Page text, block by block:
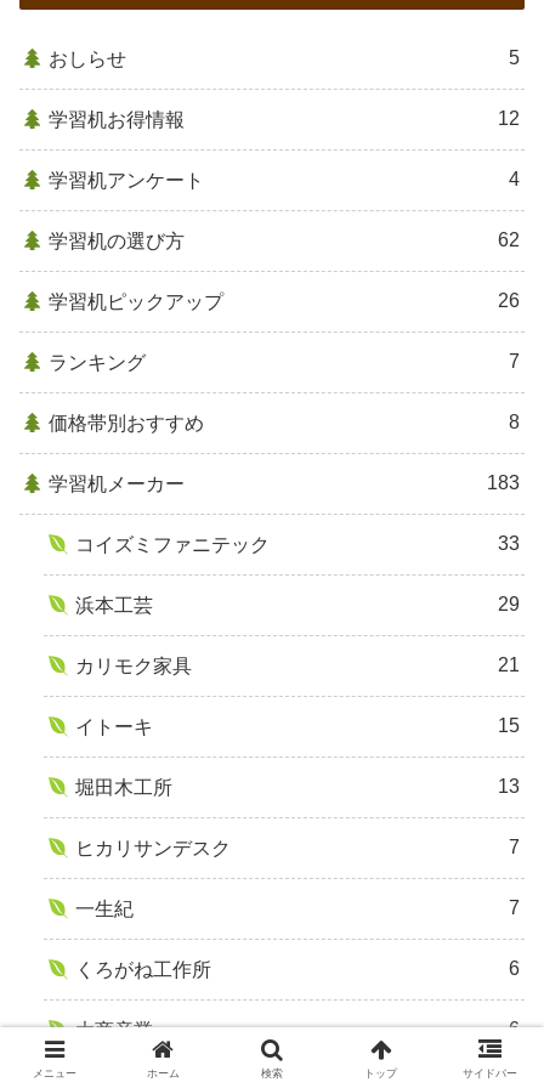
おしらせ 5
学習机お得情報 12
学習机アンケート 4
学習机の選び方 62
学習机ピックアップ 26
ランキング 7
価格帯別おすすめ 8
学習机メーカー 183
コイズミファニテック 33
浜本工芸 29
カリモク家具 21
イトーキ 15
堀田木工所 13
ヒカリサンデスク 7
一生紀 7
くろがね工作所 6
大商産業 6
メニュー ホーム 検索 トップ サイドバー